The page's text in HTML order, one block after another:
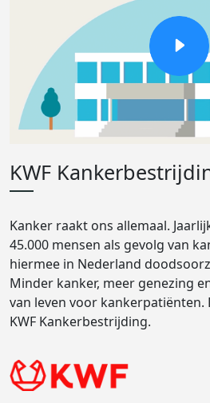
KWF
Kanker raakt ons allemaal.
45.000 mensen als gevolg van
hiermee in Nederland
Minder kanker, meer genezing
van leven voor kankerpatiënten.
KWF Kankerbestrijding.